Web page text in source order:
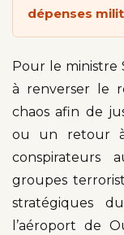
dépenses
Pour le ministre
à renverser le
chaos afin de
ou un retour
conspirateurs
groupes
stratégiques
l’aéroport de